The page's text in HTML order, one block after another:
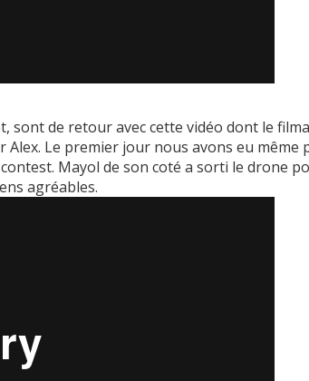
sont de retour avec cette vidéo dont le
Le premier jour nous avons eu même
Mayol de son coté a sorti le drone
agréables.